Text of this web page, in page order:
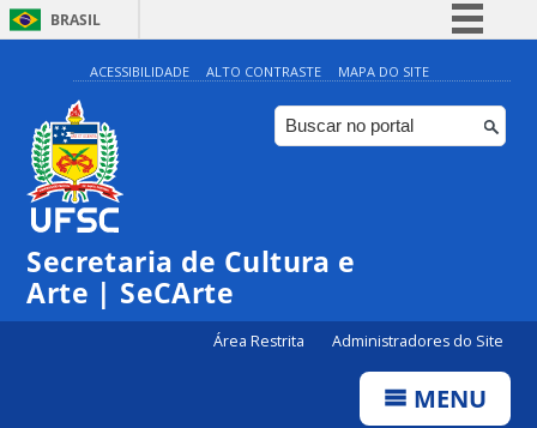
BRASIL
Simplifique!
Comunica BR
Participe
ACESSIBILIDADE ALTO CONTRASTE MAPA DO SITE
Secretaria de Cultura e
Arte | SeCArte
Área Restrita Administradores do Site
MENU